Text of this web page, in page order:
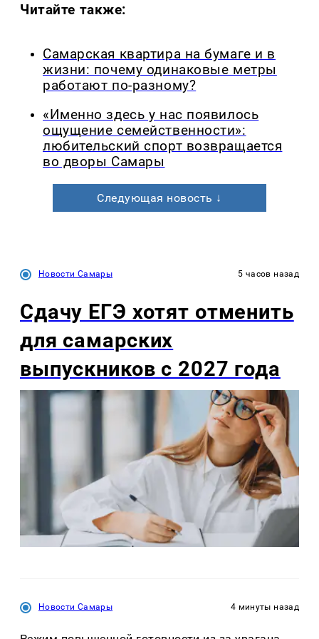
Читайте также:
Самарская квартира на бумаге и в
жизни: почему одинаковые метры
работают по-разному?
«Именно здесь у нас появилось
ощущение семейственности»:
любительский спорт возвращается
во дворы Самары
Следующая новость ↓
Новости Самары 5 часов назад
Сдачу ЕГЭ хотят отменить
для самарских
выпускников с 2027 года
Новости Самары 4 минуты назад